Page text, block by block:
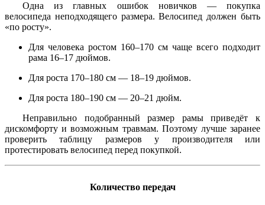
Одна из главных ошибок новичков — покупка
велосипеда неподходящего размера. Велосипед должен быть
«по росту».
Для человека ростом 160–170 см чаще всего подходит
рама 16–17 дюймов.
Для роста 170–180 см — 18–19 дюймов.
Для роста 180–190 см — 20–21 дюйм.
Неправильно подобранный размер рамы приведёт к
дискомфорту и возможным травмам. Поэтому лучше заранее
проверить таблицу размеров у производителя или
протестировать велосипед перед покупкой.
Количество передач